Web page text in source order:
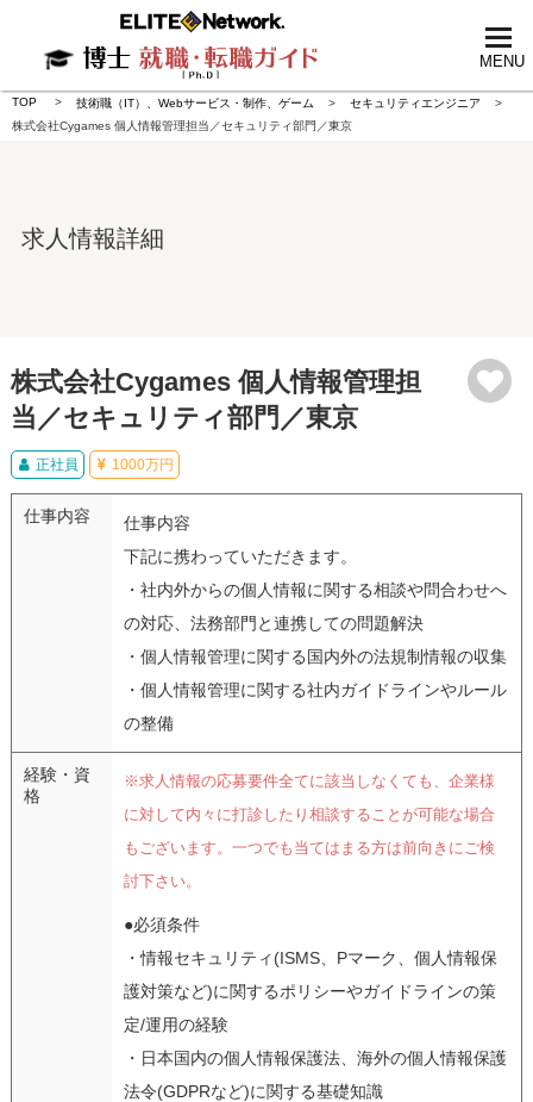
MENU
TOP 技術職（IT）、Webサービス・制作、ゲーム
セキュリティエンジニア
株式会社Cygames 個人情報管理担当／セキュリティ部門／東京
求人情報詳細
株式会社Cygames 個人情報管理担
当／セキュリティ部門／東京
正社員 1000万円
仕事内容
仕事内容
下記に携わっていただきます。
・社内外からの個人情報に関する相談や問合わせへ
の対応、法務部門と連携しての問題解決
・個人情報管理に関する国内外の法規制情報の収集
・個人情報管理に関する社内ガイドラインやルール
の整備
経験・資
格
※求人情報の応募要件全てに該当しなくても、企業様
に対して内々に打診したり相談することが可能な場合
もございます。一つでも当てはまる方は前向きにご検
討下さい。
●必須条件
・情報セキュリティ(ISMS、Pマーク、個人情報保
護対策など)に関するポリシーやガイドラインの策
定/運用の経験
・日本国内の個人情報保護法、海外の個人情報保護
法令(GDPRなど)に関する基礎知識